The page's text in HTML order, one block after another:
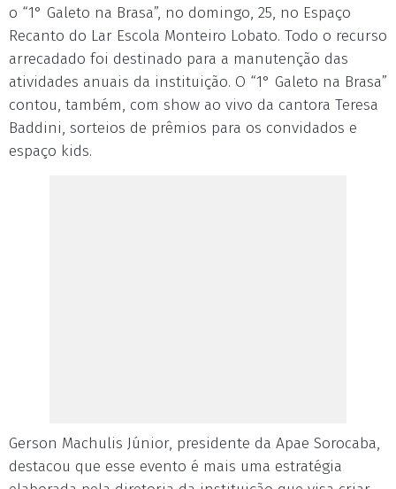
o “1° Galeto na Brasa”, no domingo, 25, no Espaço
Recanto do Lar Escola Monteiro Lobato. Todo o recurso
arrecadado foi destinado para a manutenção das
atividades anuais da instituição. O “1° Galeto na Brasa”
contou, também, com show ao vivo da cantora Teresa
Baddini, sorteios de prêmios para os convidados e
espaço kids.
Gerson Machulis Júnior, presidente da Apae Sorocaba,
destacou que esse evento é mais uma estratégia